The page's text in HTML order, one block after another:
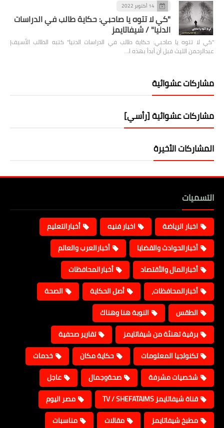
14 أكتوبر 2022
"كي لا تتوه يا صاحبي: حكاية طالب في الدراسات
الدنيا" / شيفاتايمز
"كي لا تتوه يا صاحبي: حكاية طالب في الدراسات الدنيا" كتبه الطالب الأسيف|
عبدالرحمن الليث قبل أن أبدأ بهذه ا…
مشاركات عشوائية
مشاركات عشوائية [رأسي]
المشاركات الأخيرة
التسميات
اخبار الرياضة اخبار فنيه
أخبارالتعليم
أخبارالحوادث والقضايا
أخبارالعرب والعالم
أخبارالمال والأقتصاد
أخبارالمحافظات
أخبارالمحافظات،
أصل الحكاية
الصحة
الطقس
النوبة هنا وهناك
برقية تهنئة من شيفاتايمز
تقارير صحفية
تكنولجيا المعلومات
حكاية مكان
خدمات
شخصيات مشرفة
صحةوجمال
عاجل
قناة شيفاتايمز TV / SHEFATAIMS
مصر اليوم
مطبخ شيفاتايمز
مقالات
مناسبات